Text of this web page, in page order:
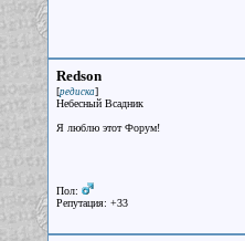
Redson
[редиска]
Небесный Всадник
Я люблю этот Форум!
Пол:
Репутация: +33